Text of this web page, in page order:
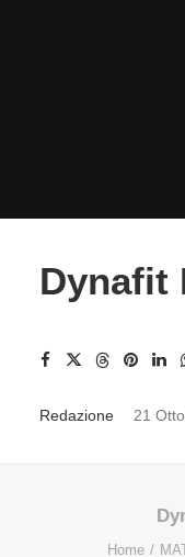
Dynafit
Redazione 21
Home